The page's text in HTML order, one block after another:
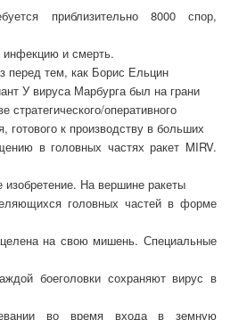
приблизительно 8000 спор,
инфекцию и смерть.
перед тем, как Борис Ельцин
У вируса Марбурга был на грани
стратегического/оперативного
готового к производству в больших
в головных частях ракет MIRV.
На вершине ракеты
головных частей в форме
на свою мишень. Специальные
боеголовки сохраняют вирус в
во время входа в земную